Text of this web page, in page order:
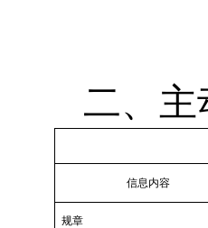
二、
信息内容
规章